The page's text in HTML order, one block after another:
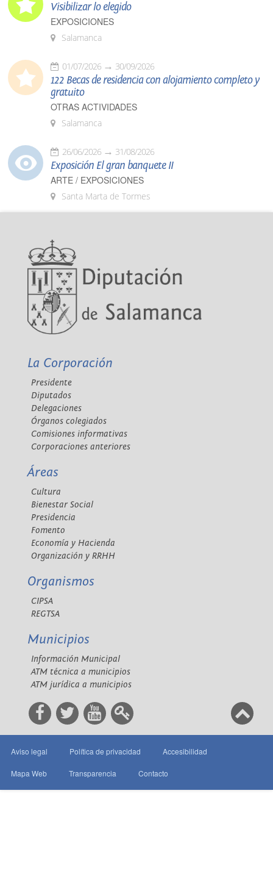
Visibilizar lo elegido
EXPOSICIONES
Salamanca
01/07/2026 30/09/2026
122 Becas de residencia con alojamiento completo y
gratuito
OTRAS ACTIVIDADES
Salamanca
26/06/2026 31/08/2026
Exposición El gran banquete II
ARTE / EXPOSICIONES
Santa Marta de Tormes
La Corporación
Presidente
Diputados
Delegaciones
Órganos colegiados
Comisiones informativas
Corporaciones anteriores
Áreas
Cultura
Bienestar Social
Presidencia
Fomento
Economía y Hacienda
Organización y RRHH
Organismos
CIPSA
REGTSA
Municipios
Información Municipal
ATM técnica a municipios
ATM jurídica a municipios
Aviso legal Política de privacidad Accesibilidad
Mapa Web Transparencia Contacto